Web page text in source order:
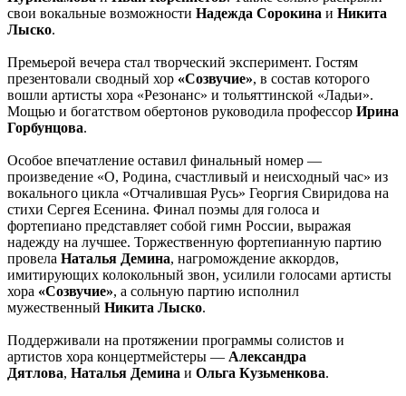
свои вокальные возможности Надежда Сорокина и Никита
Лыско.
Премьерой вечера стал творческий эксперимент. Гостям
презентовали сводный хор «Созвучие», в состав которого
вошли артисты хора «Резонанс» и тольяттинской «Ладьи».
Мощью и богатством обертонов руководила профессор Ирина
Горбунцова.
Особое впечатление оставил финальный номер —
произведение «О, Родина, счастливый и неисходный час» из
вокального цикла «Отчалившая Русь» Георгия Свиридова на
стихи Сергея Есенина. Финал поэмы для голоса и
фортепиано представляет собой гимн России, выражая
надежду на лучшее. Торжественную фортепианную партию
провела Наталья Демина, нагромождение аккордов,
имитирующих колокольный звон, усилили голосами артисты
хора «Созвучие», а сольную партию исполнил
мужественный Никита Лыско.
Поддерживали на протяжении программы солистов и
артистов хора концертмейстеры — Александра
Дятлова, Наталья Демина и Ольга Кузьменкова.